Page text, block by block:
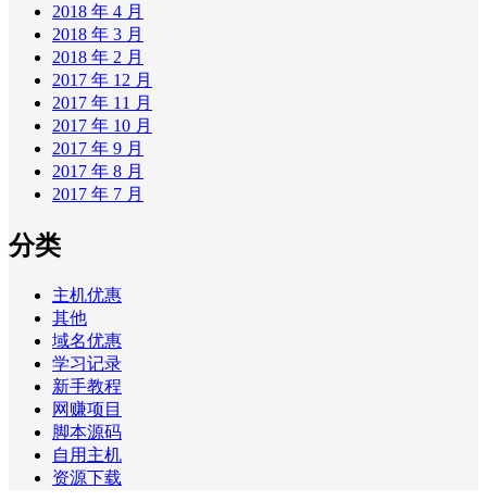
2018 年 4 月
2018 年 3 月
2018 年 2 月
2017 年 12 月
2017 年 11 月
2017 年 10 月
2017 年 9 月
2017 年 8 月
2017 年 7 月
分类
主机优惠
其他
域名优惠
学习记录
新手教程
网赚项目
脚本源码
自用主机
资源下载